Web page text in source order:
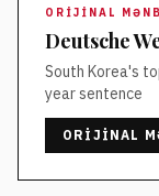
ORIJINAL
Deutsche
South Korea's
year sentence
ORIJINAL